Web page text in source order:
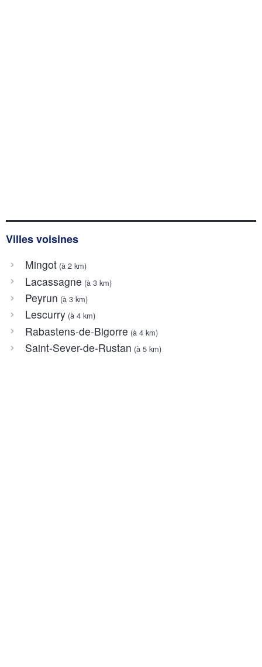
Villes voisines
Mingot(à 2 km)
Lacassagne (à 3 km)
Peyrun (à 3 km)
Lescurry(à 4 km)
Rabastens-de-Bigorre (à 4 km)
Saint-Sever-de-Rustan (à 5 km)